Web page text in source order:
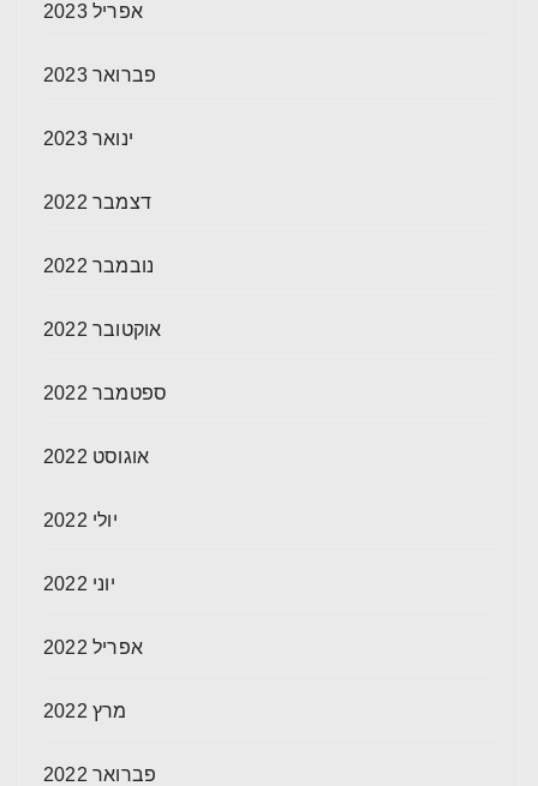
אפריל 2023
פברואר 2023
ינואר 2023
דצמבר 2022
נובמבר 2022
אוקטובר 2022
ספטמבר 2022
אוגוסט 2022
יולי 2022
יוני 2022
אפריל 2022
מרץ 2022
פברואר 2022